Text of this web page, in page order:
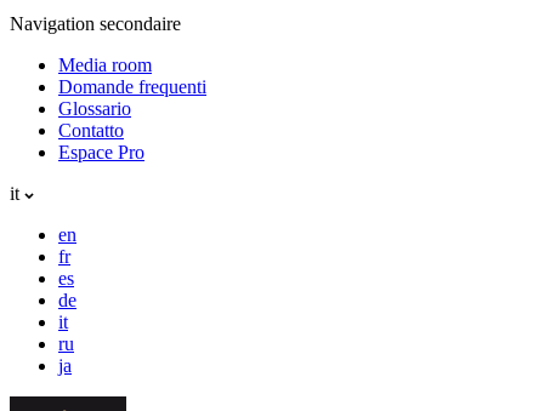
Navigation secondaire
Media room
Domande frequenti
Glossario
Contatto
Espace Pro
it
en
fr
es
de
it
ru
ja